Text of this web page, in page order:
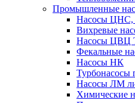
Промышленные
Насосы ЦНС,
Вихревые
Насосы ЦВЦ
Фекальные
Насосы НК
Турбонасосы
Насосы ЛМ
Химические